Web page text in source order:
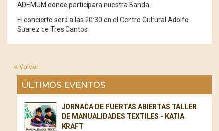
ADEMUM dónde participara nuestra Banda.
El concierto será a las 20:30 en el Centro Cultural Adolfo
Suarez de Tres Cantos.
Volver
ÚLTIMOS EVENTOS
JORNADA DE PUERTAS ABIERTAS TALLER
DE MANUALIDADES TEXTILES - KATIA
KRAFT